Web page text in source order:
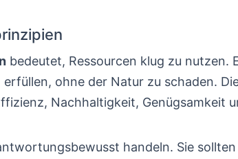
bedeutet, Ressourcen klug zu nutzen.
ohne der Natur zu schaden.
Nachhaltigkeit, Genügsamkeit
handeln. Sie